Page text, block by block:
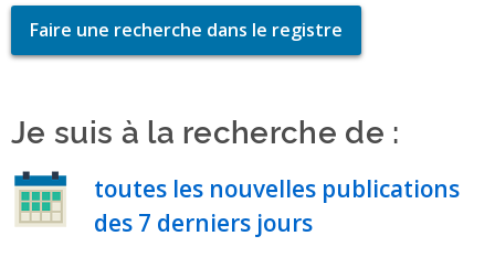
Faire une recherche dans le registre
Je suis à la recherche de :
toutes les nouvelles publications
des 7 derniers jours